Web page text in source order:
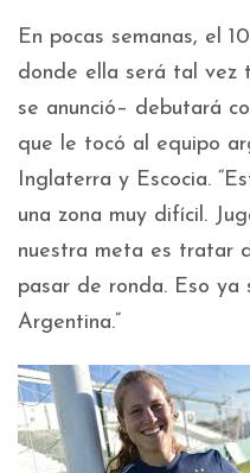
En pocas semanas, el
donde ella será tal vez
se anunció– debutará
que le tocó al equipo
Inglaterra y Escocia.
una zona muy difícil.
nuestra meta es tratar
pasar de ronda. Eso ya
Argentina.”